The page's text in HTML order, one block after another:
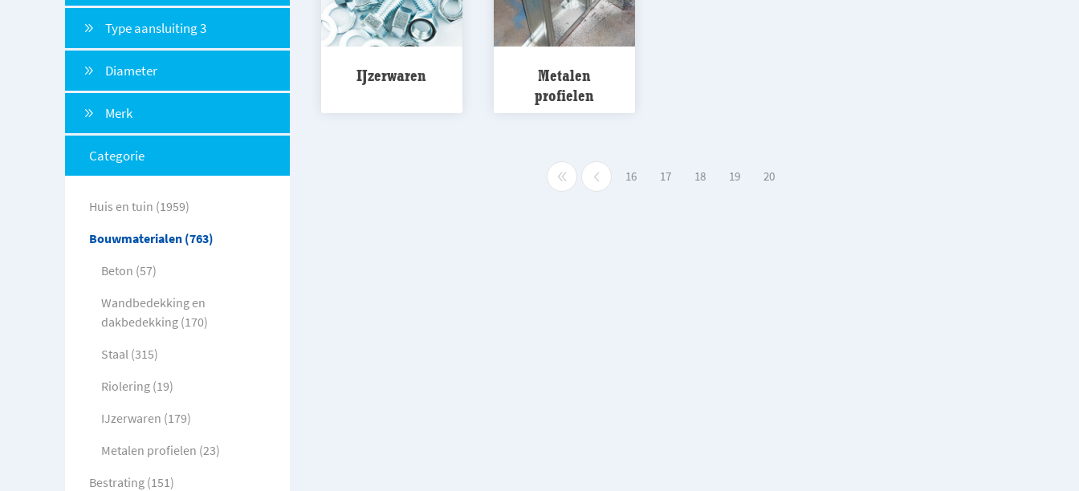
IJzerwaren
Metalen
profielen
16 17 18 19 20
Type aansluiting 3
Diameter
Merk
Categorie
Huis en tuin (1959)
Bouwmaterialen (763)
Beton (57)
Wandbedekking en
dakbedekking (170)
Staal (315)
Riolering (19)
IJzerwaren (179)
Metalen profielen (23)
Bestrating (151)